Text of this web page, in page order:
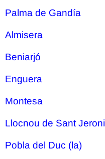
Palma de Gandía
Almisera
Beniarjó
Enguera
Montesa
Llocnou de Sant Jeroni
Pobla del Duc (la)